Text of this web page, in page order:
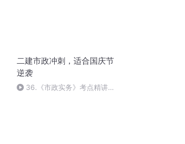
二建市政冲刺，适合国庆节
逆袭
36.《市政实务》考点精讲第